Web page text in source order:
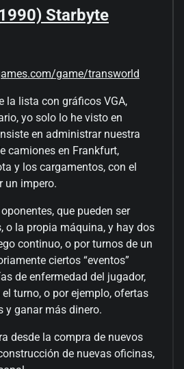
Starbyte
game/transworld
la lista con gráficos VGA,
yo solo lo he visto en
en administrar nuestra
camiones en Frankfurt,
y los cargamentos, con el
un impero.
que pueden ser
o la propia máquina, y hay dos
continuo, o por turnos de un
ciertos “eventos”
de enfermedad del jugador,
turno, o por ejemplo, ofertas
y ganar más dinero.
desde la compra de nuevos
de nuevas oficinas,